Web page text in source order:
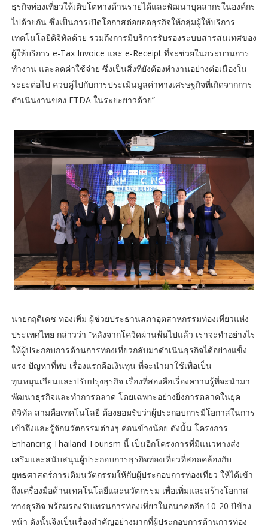
ธุรกิจท่องเที่ยวให้เติบโตทางด้านรายได้และพัฒนาบุคลากรในองค์กร
ไปด้วยกัน ซึ่งเป็นการเปิดโอกาสต่อยอดธุรกิจให้กลุ่มผู้ให้บริการ
เทคโนโลยีดิจิทัลด้วย รวมถึงการมีบริการรับรองระบบสารสนเทศของ
ผู้ให้บริการ e-Tax Invoice และ e-Receipt ที่จะช่วยในกระบวนการ
ทำงาน และลดค่าใช้จ่าย ซึ่งเป็นสิ่งที่ยังต้องทำงานอย่างต่อเนื่องใน
ระยะต่อไป ควบคู่ไปกับการประเมินมูลค่าทางเศรษฐกิจที่เกิดจากการ
ดำเนินงานของ ETDA ในระยะยาวด้วย”
นายกฤติเดช ทองเพิ่ม ผู้ช่วยประธานสภาอุตสาหกรรมท่องเที่ยวแห่ง
ประเทศไทย กล่าวว่า “หลังจากโควิดผ่านพ้นไปแล้ว เราจะทำอย่างไร
ให้ผู้ประกอบการด้านการท่องเที่ยวกลับมาดำเนินธุรกิจได้อย่างแข็ง
แรง ปัญหาที่พบ เรื่องแรกคือเงินทุน ที่จะนำมาใช้เพื่อเป็น
ทุนหมุนเวียนและปรับปรุงธุรกิจ เรื่องที่สองคือเรื่องความรู้ที่จะนำมา
พัฒนาธุรกิจและทำการตลาด โดยเฉพาะอย่างยิ่งการตลาดในยุค
ดิจิทัล สามคือเทคโนโลยี ต้องยอมรับว่าผู้ประกอบการมีโอกาสในการ
เข้าถึงและรู้จักนวัตกรรมต่างๆ ค่อนข้างน้อย ดังนั้น โครงการ
Enhancing Thailand Tourism นี้ เป็นอีกโครงการที่มีแนวทางส่ง
เสริมและสนับสนุนผู้ประกอบการธุรกิจท่องเที่ยวที่สอดคล้องกับ
ยุทธศาสตร์การเติมนวัตกรรมให้กับผู้ประกอบการท่องเที่ยว ให้ได้เข้า
ถึงเครื่องมือด้านเทคโนโลยีและนวัตกรรม เพื่อเพิ่มและสร้างโอกาส
ทางธุรกิจ พร้อมรองรับเทรนการท่องเที่ยวในอนาคตอีก 10-20 ปีข้าง
หน้า ดังนั้นจึงเป็นเรื่องสำคัญอย่างมากที่ผู้ประกอบการด้านการท่อง